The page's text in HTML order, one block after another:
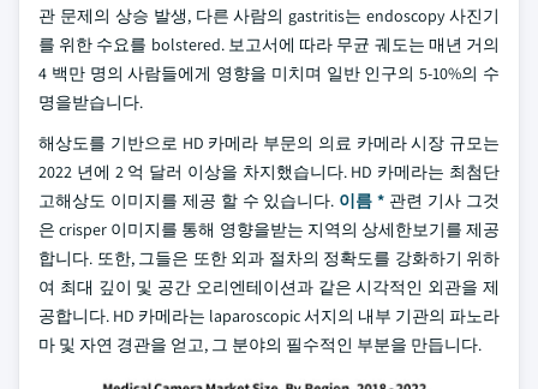
관 문제의 상승 발생, 다른 사람의 gastritis는 endoscopy 사진기
를 위한 수요를 bolstered. 보고서에 따라 무균 궤도는 매년 거의
4 백만 명의 사람들에게 영향을 미치며 일반 인구의 5-10%의 수
명을받습니다.
해상도를 기반으로 HD 카메라 부문의 의료 카메라 시장 규모는
2022 년에 2 억 달러 이상을 차지했습니다. HD 카메라는 최첨단
고해상도 이미지를 제공 할 수 있습니다. 이름 * 관련 기사 그것
은 crisper 이미지를 통해 영향을받는 지역의 상세한보기를 제공
합니다. 또한, 그들은 또한 외과 절차의 정확도를 강화하기 위하
여 최대 깊이 및 공간 오리엔테이션과 같은 시각적인 외관을 제
공합니다. HD 카메라는 laparoscopic 서지의 내부 기관의 파노라
마 및 자연 경관을 얻고, 그 분야의 필수적인 부분을 만듭니다.